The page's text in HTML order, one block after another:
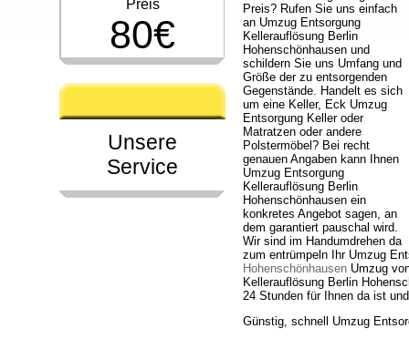
Preis
80€
Unsere
Service
Preis? Rufen Sie uns einfach
an Umzug Entsorgung
Kellerauflösung Berlin
Hohenschönhausen und
schildern Sie uns Umfang und
Größe der zu entsorgenden
Gegenstände. Handelt es sich
um eine Keller, Eck Umzug
Entsorgung Keller oder
Matratzen oder andere
Polstermöbel? Bei recht
genauen Angaben kann Ihnen
Umzug Entsorgung
Kellerauflösung Berlin
Hohenschönhausen ein
konkretes Angebot sagen, an
dem garantiert pauschal wird.
Wir sind im Handumdrehen da
zum entrümpeln Ihr Umzug
Hohenschönhausen Umzug
Kellerauflösung Berlin
24 Stunden für Ihnen da ist
Günstig, schnell Umzug